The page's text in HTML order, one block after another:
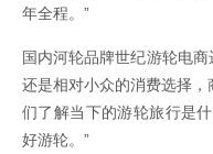
年全程。”
国内河轮品牌世纪游轮电
还是相对小众的消费选择
们了解当下的游轮旅行是
好游轮。”